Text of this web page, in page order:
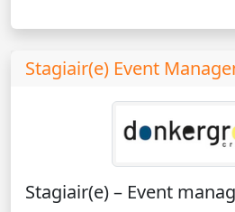
Stagiair(e) Event
Stagiair(e) – Event